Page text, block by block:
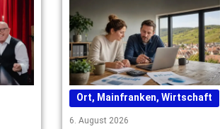
Ort, Mainfranken,Wirtschaft
6. August 2026